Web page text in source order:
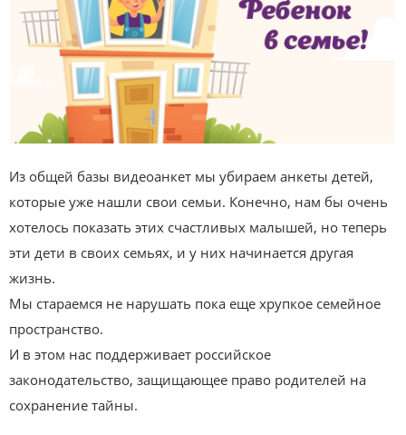
Из общей базы видеоанкет мы убираем анкеты детей,
которые уже нашли свои семьи. Конечно, нам бы очень
хотелось показать этих счастливых малышей, но теперь
эти дети в своих семьях, и у них начинается другая
жизнь.
Мы стараемся не нарушать пока еще хрупкое семейное
пространство.
И в этом нас поддерживает российское
законодательство, защищающее право родителей на
сохранение тайны.